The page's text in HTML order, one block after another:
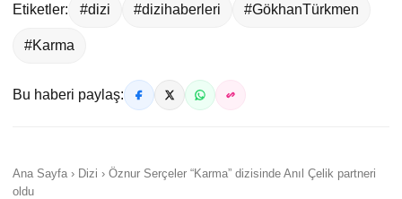
Etiketler: #dizi #dizihaberleri #GökhanTürkmen
#Karma
Bu haberi paylaş:
Ana Sayfa › Dizi › Öznur Serçeler “Karma” dizisinde Anıl Çelik partneri
oldu